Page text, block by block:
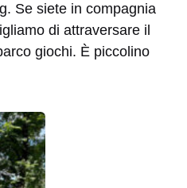
Se siete in compagnia
di attraversare il
giochi. È piccolino